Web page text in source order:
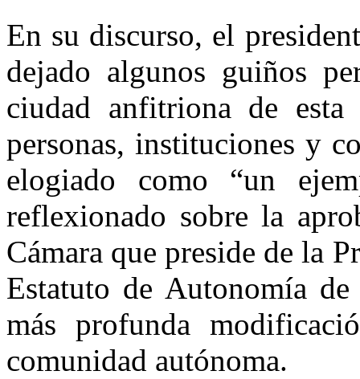
En su discurso, el
dejado algunos guiños
ciudad anfitriona de
personas, instituciones y
elogiado como “un
reflexionado sobre la
Cámara que preside de la
Estatuto de Autonomía
más profunda
comunidad autónoma.